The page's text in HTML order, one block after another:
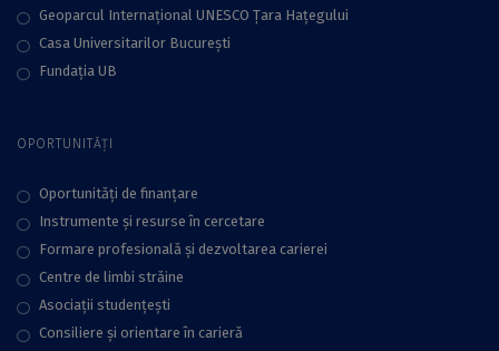
Geoparcul Internațional UNESCO Țara Hațegului
Casa Universitarilor București
Fundaţia UB
OPORTUNITĂȚI
Oportunități de finanțare
Instrumente și resurse în cercetare
Formare profesională și dezvoltarea carierei
Centre de limbi străine
Asociații studențești
Consiliere şi orientare în carieră